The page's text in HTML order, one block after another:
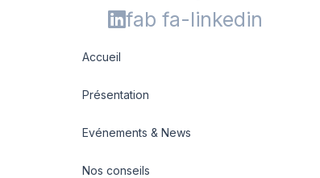
fab fa-linkedin
Accueil
Présentation
Evénements & News
Nos conseils